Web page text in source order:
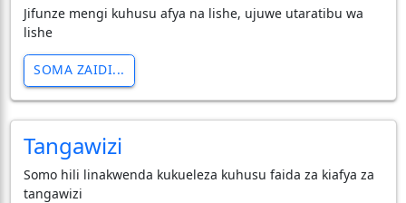
Jifunze mengi kuhusu afya na lishe, ujuwe utaratibu wa
lishe
SOMA ZAIDI...
Tangawizi
Somo hili linakwenda kukueleza kuhusu faida za kiafya za
tangawizi